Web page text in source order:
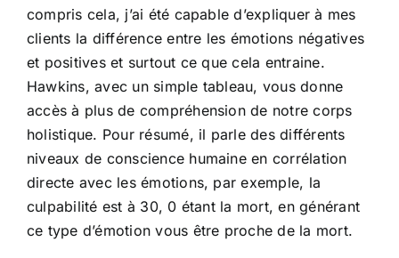
compris cela, j’ai été capable d’expliquer à mes
clients la différence entre les émotions négatives
et positives et surtout ce que cela entraine.
Hawkins, avec un simple tableau, vous donne
accès à plus de compréhension de notre corps
holistique. Pour résumé, il parle des différents
niveaux de conscience humaine en corrélation
directe avec les émotions, par exemple, la
culpabilité est à 30, 0 étant la mort, en générant
ce type d’émotion vous être proche de la mort.